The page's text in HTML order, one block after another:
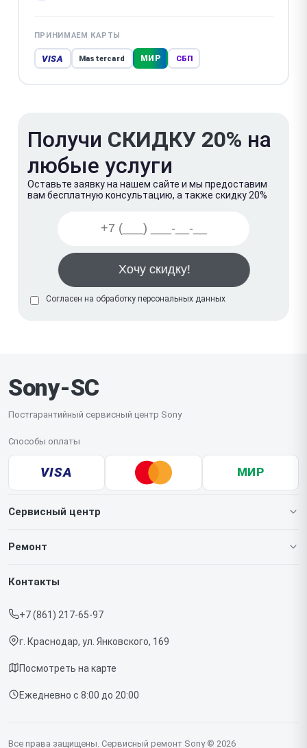
ПРИНИМАЕМ КАРТЫ
VISA Mastercard МИР СБП
Получи СКИДКУ 20% на
любые услуги
Оставьте заявку на нашем сайте и мы предоставим
вам бесплатную консультацию, а также скидку 20%
Согласен на обработку персональных данных
Sony-SC
Постгарантийный сервисный центр Sony
Способы оплаты
VISA МИР
Сервисный центр
О нашем сервисе
Срочный ремонт
Доставка и способы оплаты
Диагностика
Контакты
Ремонт
Игровых приставок
Контакты
+7 (861) 217-65-97
г. Краснодар, ул. Янковского, 169
Посмотреть на карте
Ежедневно с 8:00 до 20:00
Все права защищены. Сервисный ремонт Sony © 2026